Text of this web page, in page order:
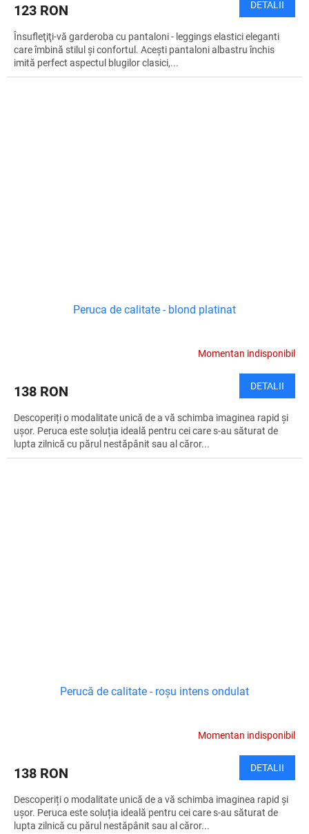
123 RON DETALII
Însufleţiţi-vă garderoba cu pantaloni - leggings elastici eleganti
care îmbină stilul şi confortul. Acești pantaloni albastru închis
imită perfect aspectul blugilor clasici,...
Peruca de calitate - blond platinat
Momentan indisponibil
138 RON DETALII
Descoperiți o modalitate unică de a vă schimba imaginea rapid și
ușor. Peruca este soluția ideală pentru cei care s-au săturat de
lupta zilnică cu părul nestăpânit sau al căror...
Perucă de calitate - roșu intens ondulat
Momentan indisponibil
138 RON DETALII
Descoperiți o modalitate unică de a vă schimba imaginea rapid și
ușor. Peruca este soluția ideală pentru cei care s-au săturat de
lupta zilnică cu părul nestăpânit sau al căror...